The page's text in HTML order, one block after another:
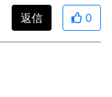
返信 0